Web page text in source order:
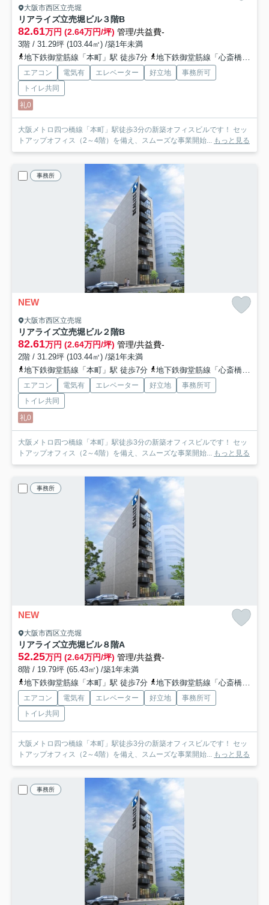
大阪市西区立売堀
リアライズ立売堀ビル３階B
82.61万円 (2.64万円/坪) 管理/共益費-
3階 / 31.29坪 (103.44㎡) /築1年未満
地下鉄御堂筋線「本町」駅 徒歩7分
地下鉄御堂筋線「心斎橋」駅 徒歩11分
エアコン 電気有 エレベーター 好立地
事務所可
トイレ共同
礼0
大阪メトロ四つ橋線「本町」駅徒歩3分の新築オフィスビルです！ セッ
トアップオフィス（2～4階）を備え、スムーズな事業開始... もっと見る
事務所
NEW
大阪市西区立売堀
リアライズ立売堀ビル２階B
82.61万円 (2.64万円/坪) 管理/共益費-
2階 / 31.29坪 (103.44㎡) /築1年未満
地下鉄御堂筋線「本町」駅 徒歩7分
地下鉄御堂筋線「心斎橋」駅 徒歩11分
エアコン 電気有 エレベーター 好立地
事務所可
トイレ共同
礼0
大阪メトロ四つ橋線「本町」駅徒歩3分の新築オフィスビルです！ セッ
トアップオフィス（2～4階）を備え、スムーズな事業開始... もっと見る
事務所
NEW
大阪市西区立売堀
リアライズ立売堀ビル８階A
52.25万円 (2.64万円/坪) 管理/共益費-
8階 / 19.79坪 (65.43㎡) /築1年未満
地下鉄御堂筋線「本町」駅 徒歩7分
地下鉄御堂筋線「心斎橋」駅 徒歩11分
エアコン 電気有 エレベーター 好立地
事務所可
トイレ共同
大阪メトロ四つ橋線「本町」駅徒歩3分の新築オフィスビルです！ セッ
トアップオフィス（2～4階）を備え、スムーズな事業開始... もっと見る
事務所